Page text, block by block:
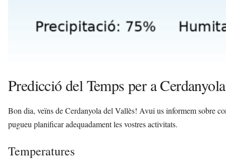
Predicció del Temps per a
Bon dia, veïns de Cerdanyola del Vallès! Avui us informem sobre
pugueu planificar adequadament les vostres activitats.
Temperatures